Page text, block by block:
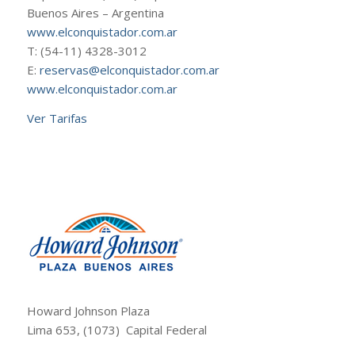
Buenos Aires – Argentina
www.elconquistador.com.ar
T: (54-11) 4328-3012
E: reservas@elconquistador.com.ar
www.elconquistador.com.ar
Ver Tarifas
Howard Johnson Plaza
Lima 653, (1073) Capital Federal